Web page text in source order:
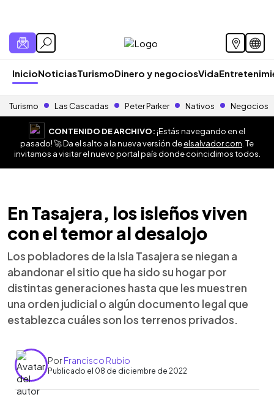
InicioNoticiasTurismoDinero y negociosVida
Turismo Las Cascadas Peter Parker Nativos Negocios
CONTENIDO DE ARCHIVO:¡Estás navegando en el
pasado! 🚀 Da el salto a la nueva versión deelsalvador.com . Te
invitamos a visitar el nuevo portal país donde coincidimos todos.
En Tasajera, los isleños viven
con el temor al desalojo
Los pobladores de la Isla Tasajera se niegan a
abandonar el sitio que ha sido su hogar por
distintas generaciones hasta que les muestren
una orden judicial o algún documento legal que
establezca cuáles son los terrenos privados.
PorFrancisco Rubio
Publicado el 08 de diciembre de 2022